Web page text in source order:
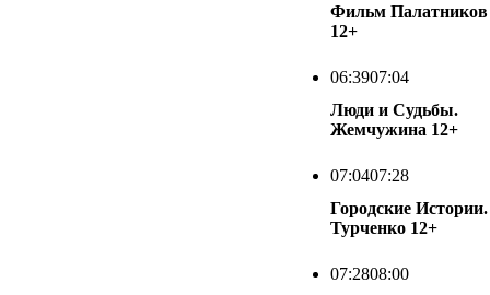
Фильм Палатников
12+
06:3907:04
Люди и Судьбы.
Жемчужина 12+
07:0407:28
Городские Истории.
Турченко 12+
07:2808:00